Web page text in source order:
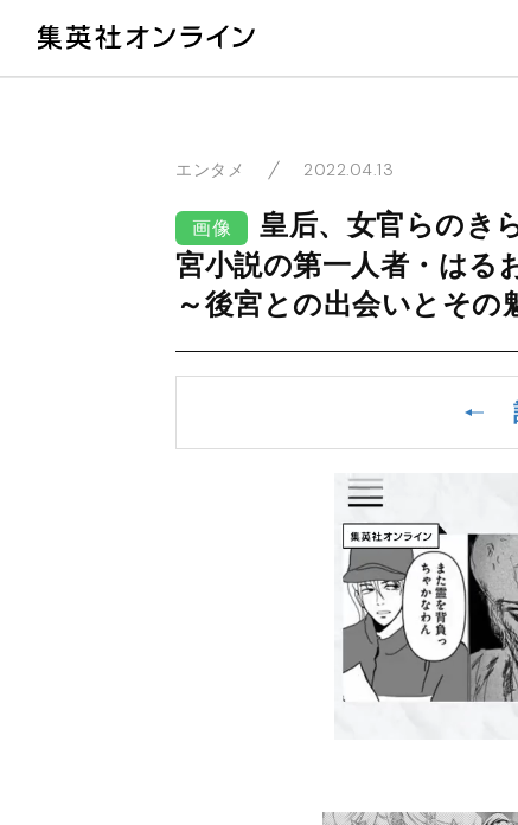
エンタメ 2022.04.13
画像
皇后、女官らのき
宮小説の第一人者・は
～後宮との出会いとその